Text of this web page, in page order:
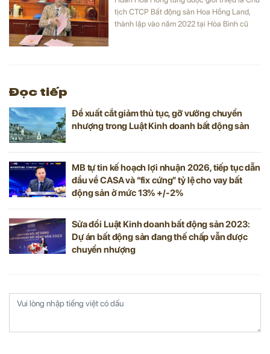
tịch CTCP Bất động sản Hoa Hồng Land,
thành lập vào năm 2022 tại Hòa Bình cũ
Đọc tiếp
Đề xuất cắt giảm thủ tục, gỡ vướng chuyển
nhượng trong Luật Kinh doanh bất động sản
MB tự tin kế hoạch lợi nhuận 2026, tiếp tục dẫn
đầu về CASA và “fix cứng” tỷ lệ cho vay bất
động sản ở mức 13% +/-2%
Sửa đổi Luật Kinh doanh bất động sản 2023:
Dự án bất động sản đang thế chấp vẫn được
chuyển nhượng